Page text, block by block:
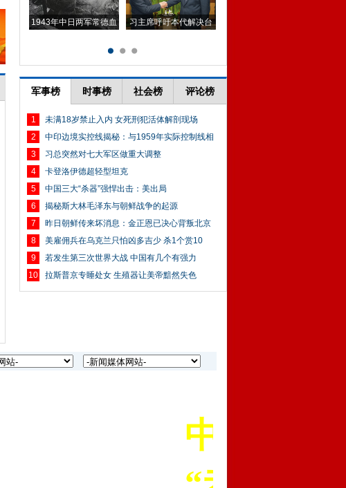
军事榜 时事榜 社会榜 评论榜
1
未满18岁禁止入内 女死刑犯活体解剖现场
2
中印边境实控线揭秘：与1959年实际控制线相
3
习总突然对七大军区做重大调整
4
卡登洛伊德超轻型坦克
5
中国三大“杀器”强悍出击：美出局
6
揭秘斯大林毛泽东与朝鲜战争的起源
7
昨日朝鲜传来坏消息：金正恩已决心背叛北京
8
美雇佣兵在乌克兰只怕凶多吉少 杀1个赏10
9
若发生第三次世界大战 中国有几个有强力
10
拉斯普京专睡处女 生殖器让美帝黯然失色
中国老兵苑